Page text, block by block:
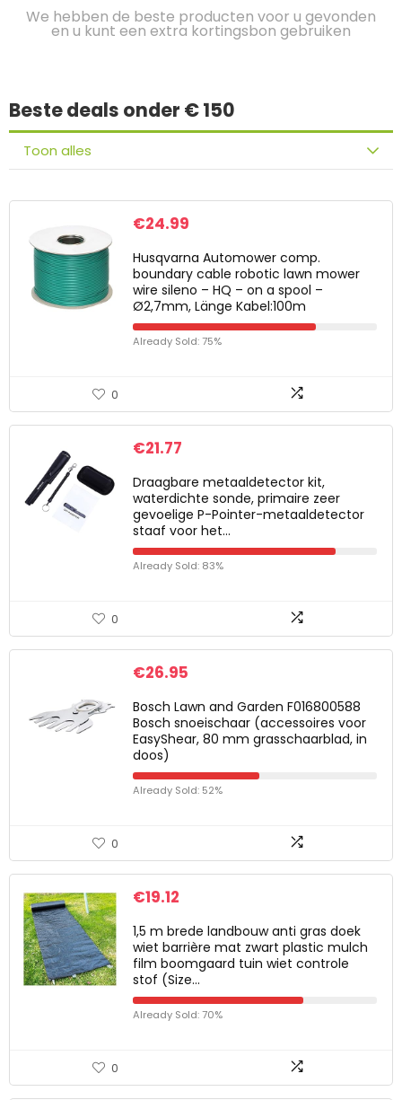
We hebben de beste producten voor u gevonden
en u kunt een extra kortingsbon gebruiken
Beste deals onder € 150
Toon alles
€24.99
Husqvarna Automower comp.
boundary cable robotic lawn mower
wire sileno – HQ – on a spool –
Ø2,7mm, Länge Kabel:100m
Already Sold: 75%
0
€21.77
Draagbare metaaldetector kit,
waterdichte sonde, primaire zeer
gevoelige P-Pointer-metaaldetector
staaf voor het…
Already Sold: 83%
0
€26.95
Bosch Lawn and Garden F016800588
Bosch snoeischaar (accessoires voor
EasyShear, 80 mm grasschaarblad, in
doos)
Already Sold: 52%
0
€19.12
1,5 m brede landbouw anti gras doek
wiet barrière mat zwart plastic mulch
film boomgaard tuin wiet controle
stof (Size…
Already Sold: 70%
0